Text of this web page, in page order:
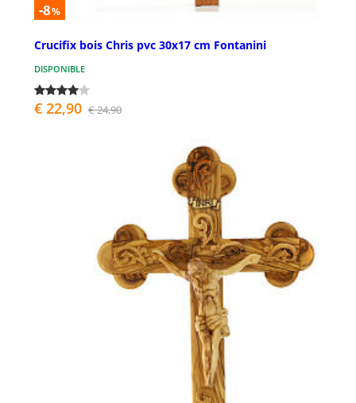
-8%
Crucifix bois Chris pvc 30x17 cm Fontanini
DISPONIBLE
€ 22,90 € 24,90